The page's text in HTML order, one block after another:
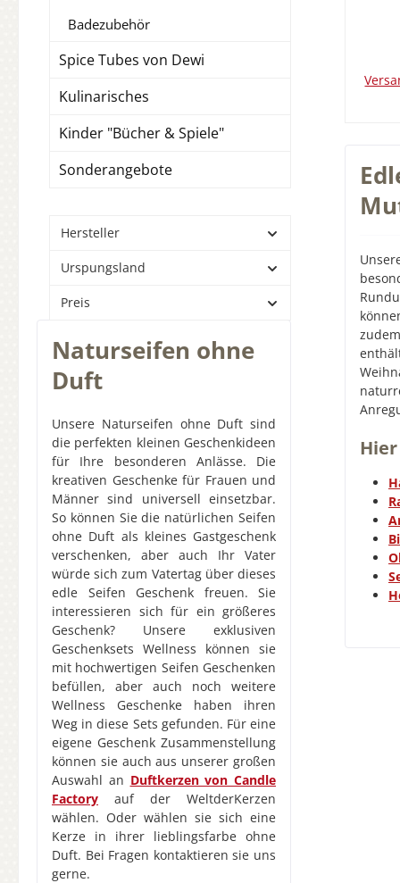
Badezubehör
Spice Tubes von Dewi
Kulinarisches
Kinder "Bücher & Spiele"
Sonderangebote
Hersteller
Urspungsland
Preis
Naturseifen ohne
Duft
Unsere Naturseifen ohne Duft sind
die perfekten kleinen Geschenkideen
für Ihre besonderen Anlässe. Die
kreativen Geschenke für Frauen und
Männer sind universell einsetzbar.
So können Sie die natürlichen Seifen
ohne Duft als kleines Gastgeschenk
verschenken, aber auch Ihr Vater
würde sich zum Vatertag über dieses
edle Seifen Geschenk freuen. Sie
interessieren sich für ein größeres
Geschenk? Unsere exklusiven
Geschenksets Wellness können sie
mit hochwertigen Seifen Geschenken
befüllen, aber auch noch weitere
Wellness Geschenke haben ihren
Weg in diese Sets gefunden. Für eine
eigene Geschenk Zusammenstellung
können sie auch aus unserer großen
Auswahl an Duftkerzen von Candle
Factory auf der WeltderKerzen
wählen. Oder wählen sie sich eine
Kerze in ihrer lieblingsfarbe ohne
Duft. Bei Fragen kontaktieren sie uns
gerne.
gute
im
wir